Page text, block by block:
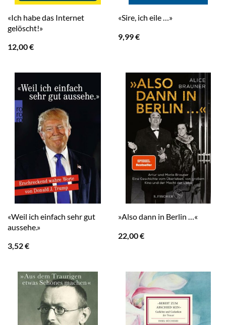
«Ich habe das Internet
gelöscht!»
12,00€
«Sire, ich eile …»
9,99€
«Weil ich einfach sehr gut
aussehe.»
3,52€
»Also dann in Berlin …«
22,00€